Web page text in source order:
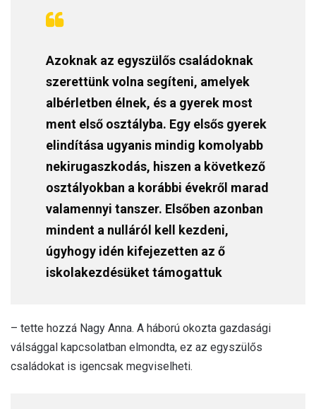
Azoknak az egyszülős családoknak
szerettünk volna segíteni, amelyek
albérletben élnek, és a gyerek most
ment első osztályba. Egy elsős gyerek
elindítása ugyanis mindig komolyabb
nekirugaszkodás, hiszen a következő
osztályokban a korábbi évekről marad
valamennyi tanszer. Elsőben azonban
mindent a nulláról kell kezdeni,
úgyhogy idén kifejezetten az ő
iskolakezdésüket támogattuk
– tette hozzá Nagy Anna. A háború okozta gazdasági
válsággal kapcsolatban elmondta, ez az egyszülős
családokat is igencsak megviselheti.